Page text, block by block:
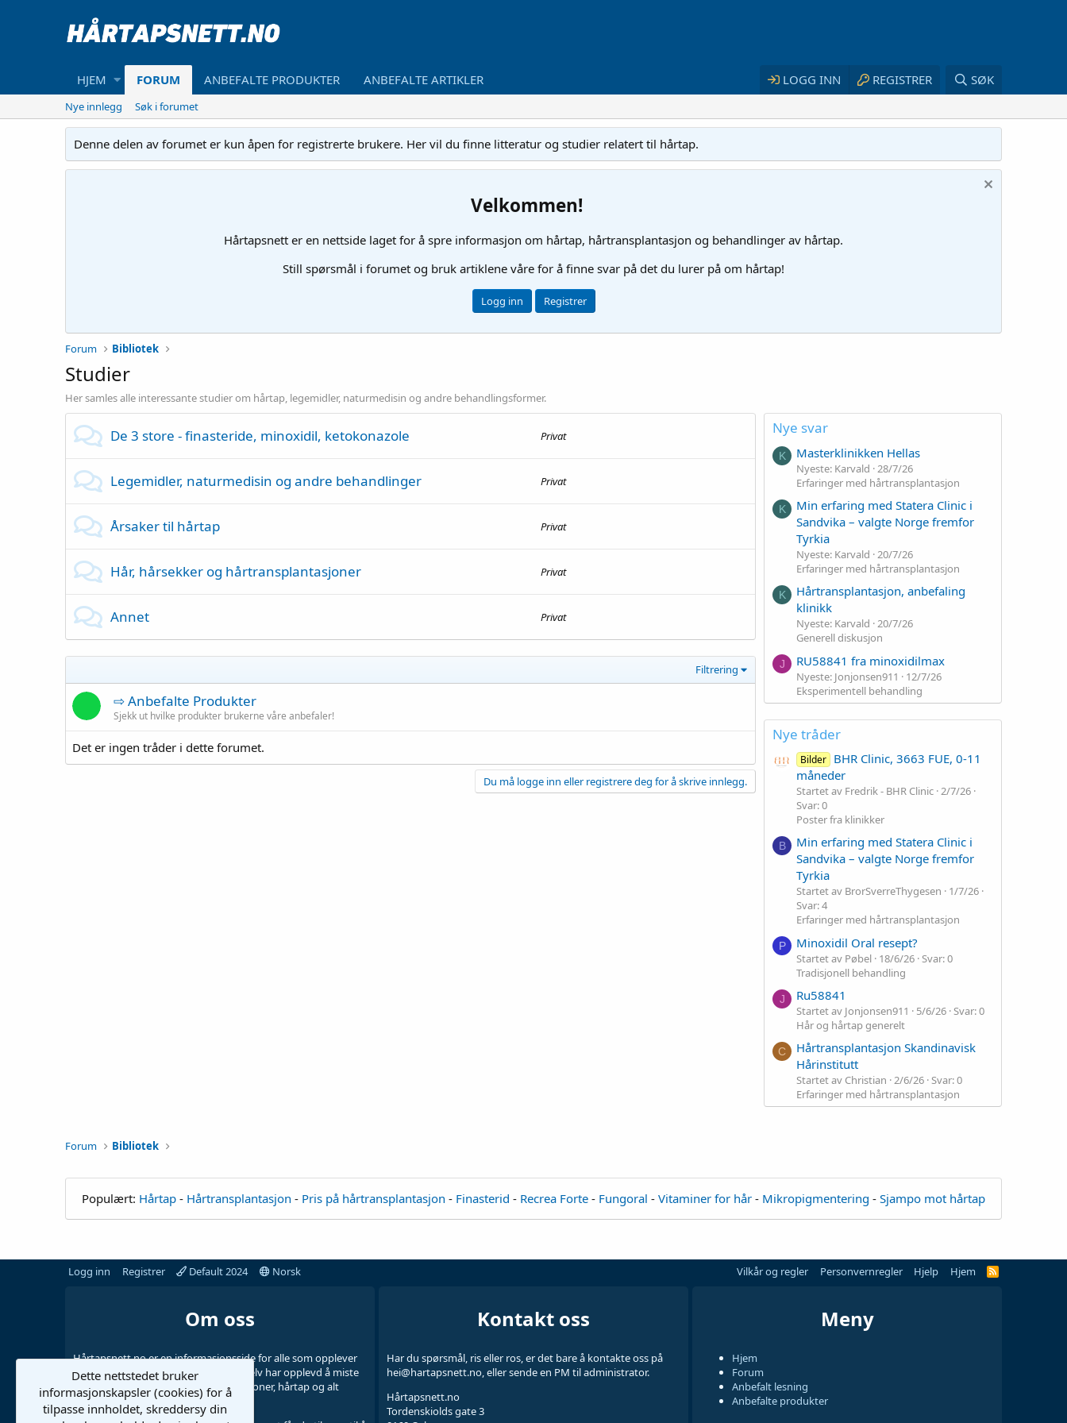
HJEM FORUM ANBEFALTE PRODUKTER ANBEFALTE ARTIKLER LOGG INN REGISTRER SØK
Nye innlegg Søk i forumet
Denne delen av forumet er kun åpen for registrerte brukere. Her vil du finne litteratur og studier relatert til hårtap.
Velkommen!
Hårtapsnett er en nettside laget for å spre informasjon om hårtap, hårtransplantasjon og behandlinger av hårtap.
Still spørsmål i forumet og bruk artiklene våre for å finne svar på det du lurer på om hårtap!
Logg inn Registrer
Forum Bibliotek
Studier
Her samles alle interessante studier om hårtap, legemidler, naturmedisin og andre behandlingsformer.
De 3 store - finasteride, minoxidil, ketokonazole Privat
Legemidler, naturmedisin og andre behandlinger Privat
Årsaker til hårtap Privat
Hår, hårsekker og hårtransplantasjoner Privat
Annet Privat
Filtrering
⇨ Anbefalte Produkter
Sjekk ut hvilke produkter brukerne våre anbefaler!
Det er ingen tråder i dette forumet.
Du må logge inn eller registrere deg for å skrive innlegg.
Nye svar
K Masterklinikken Hellas
Nyeste: Karvald 28/7/26
Erfaringer med hårtransplantasjon
K
Min erfaring med Statera Clinic i
Sandvika – valgte Norge fremfor
Tyrkia
Nyeste: Karvald 20/7/26
Erfaringer med hårtransplantasjon
K
Hårtransplantasjon, anbefaling
klinikk
Nyeste: Karvald 20/7/26
Generell diskusjon
J RU58841 fra minoxidilmax
Nyeste: Jonjonsen911
12/7/26
Eksperimentell behandling
Nye tråder
Bilder BHR Clinic, 3663 FUE, 0-11
måneder
Startet av Fredrik - BHR Clinic 2/7/26
Svar: 0
Poster fra klinikker
B
Min erfaring med Statera Clinic i
Sandvika – valgte Norge fremfor
Tyrkia
Startet av BrorSverreThygesen
1/7/26
Svar: 4
Erfaringer med hårtransplantasjon
P Minoxidil Oral resept?
Startet av Pøbel 18/6/26 Svar: 0
Tradisjonell behandling
J Ru58841
Startet av Jonjonsen911 5/6/26 Svar: 0
Hår og hårtap generelt
C
Hårtransplantasjon Skandinavisk
Hårinstitutt
Startet av Christian 2/6/26 Svar: 0
Erfaringer med hårtransplantasjon
Forum Bibliotek
Populært: Hårtap - Hårtransplantasjon - Pris på hårtransplantasjon - Finasterid - Recrea Forte - Fungoral - Vitaminer for hår - Mikropigmentering - Sjampo mot hårtap
Logg inn Registrer Default 2024 Norsk Vilkår og regler Personvernregler Hjelp Hjem
Om oss
Hårtapsnett.no er en informasjonsside for alle som opplever
hårtap, drevet av noen ildsjeler som selv har opplevd å miste
håret. Her diskuteres hårtransplantasjoner, hårtap og alt
annet som er relatert.
Kontakt oss
Har du spørsmål, ris eller ros, er det bare å kontakte oss på
hei@hartapsnett.no, eller sende en PM til administrator.
Hårtapsnett.no
Tordenskiolds gate 3
Meny
Hjem
Forum
Anbefalt lesning
Anbefalte produkter
Dette nettstedet bruker
informasjonskapsler (cookies) for å
tilpasse innholdet, skreddersy din